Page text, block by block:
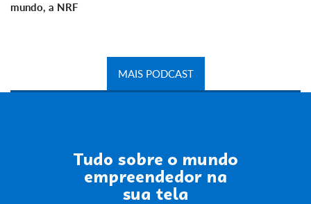
mundo, a NRF
MAIS PODCAST